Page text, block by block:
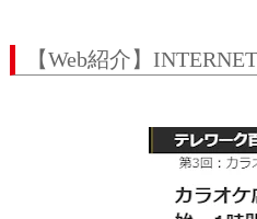
【Web紹介】